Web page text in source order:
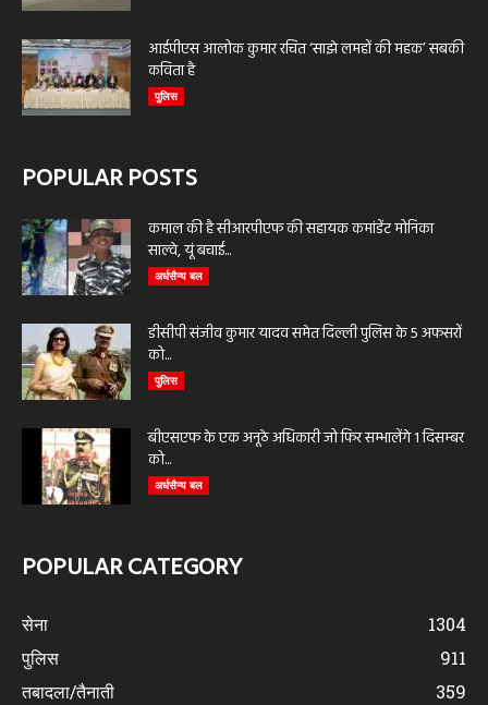
आईपीएस आलोक कुमार रचित ‘साझे लमहों की महक’ सबकी
कविता है
पुलिस
POPULAR POSTS
कमाल की है सीआरपीएफ की सहायक कमांडेंट मोनिका
साल्वे, यूं बचाई...
अर्धसैन्य बल
डीसीपी संजीव कुमार यादव समेत दिल्ली पुलिस के 5 अफसरों
को...
पुलिस
बीएसएफ के एक अनूठे अधिकारी जो फिर सम्भालेंगे 1 दिसम्बर
को...
अर्धसैन्य बल
POPULAR CATEGORY
सेना
1304
पुलिस
911
तबादला/तैनाती
359